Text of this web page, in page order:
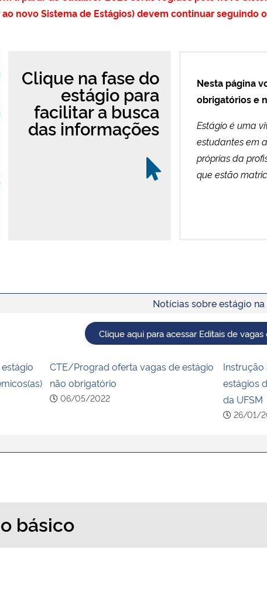
novo Sistema de Estágios) devem continuar seguindo
Clique na fase do
estágio para
facilitar a busca
das informações
Nesta página
obrigatórios e
Estágio é uma
estudantes em
próprias da
que estão
Notícias sobre estágio na
Clique aqui para acessar Editais de
CTE/Prograd oferta vagas de estágio
não obrigatório
06/05/2022
estágios
da UFSM
26/01/
básico